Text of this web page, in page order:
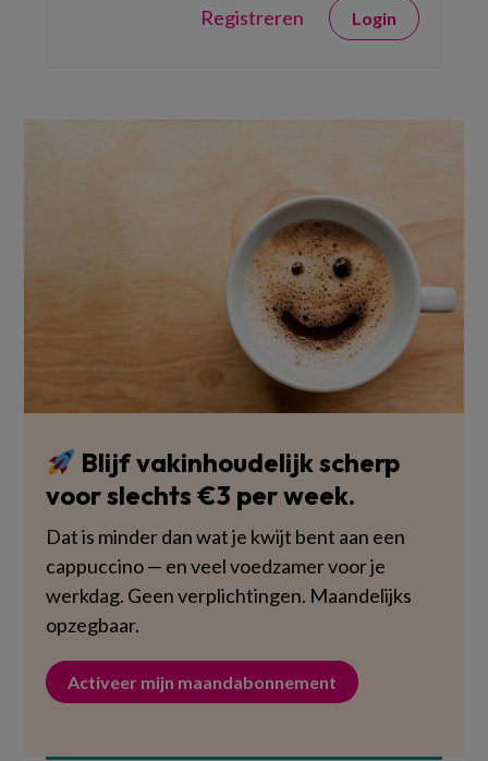
Registreren Login
Blijf vakinhoudelijk scherp
voor slechts €3 per week.
Dat is minder dan wat je kwijt bent aan een
cappuccino — en veel voedzamer voor je
werkdag. Geen verplichtingen. Maandelijks
opzegbaar.
Activeer mijn maandabonnement